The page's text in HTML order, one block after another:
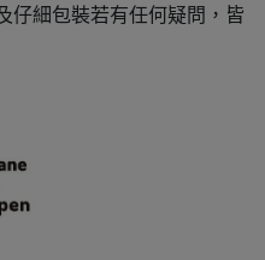
仔細包裝若有任何疑問，皆